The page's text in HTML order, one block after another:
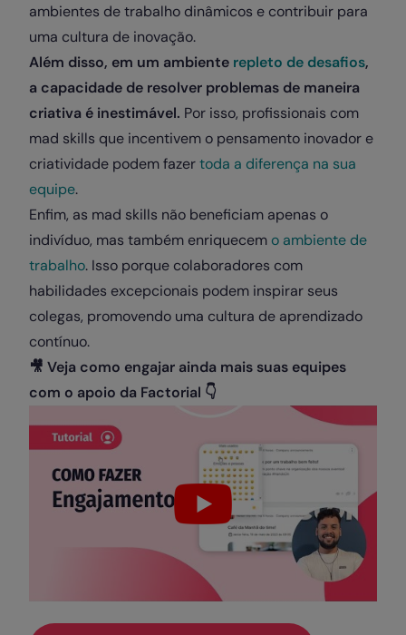
ambientes de trabalho dinâmicos e contribuir para
uma cultura de inovação.
Além disso, em um ambiente repleto de desafios,
a capacidade de resolver problemas de maneira
criativa é inestimável. Por isso, profissionais com
mad skills que incentivem o pensamento inovador e
criatividade podem fazertoda a diferença na sua
equipe.
Enfim, as mad skills não beneficiam apenas o
indivíduo, mas também enriquecem o ambiente de
trabalho. Isso porque colaboradores com
habilidades excepcionais podem inspirar seus
colegas, promovendo uma cultura de aprendizado
contínuo.
🎥 Veja como engajar ainda mais suas equipes
com o apoio da Factorial 👇